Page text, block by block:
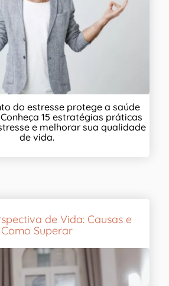
do estresse protege a saúde
15 estratégias práticas
e melhorar sua qualidade
de vida.
de Vida: Causas e
Como Superar